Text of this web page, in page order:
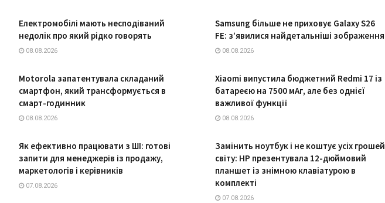
Електромобілі мають несподіваний
недолік про який рідко говорять
08.08.2026
Samsung більше не приховує Galaxy S26
FE: з’явилися найдетальніші зображення
08.08.2026
Motorola запатентувала складаний
смартфон, який трансформується в
смарт-годинник
08.08.2026
Xiaomi випустила бюджетний Redmi 17 із
батареєю на 7500 мАг, але без однієї
важливої функції
08.08.2026
Як ефективно працювати з ШІ: готові
запити для менеджерів із продажу,
маркетологів і керівників
07.08.2026
Замінить ноутбук і не коштує усіх грошей
світу: HP презентувала 12-дюймовий
планшет із знімною клавіатурою в
комплекті
07.08.2026